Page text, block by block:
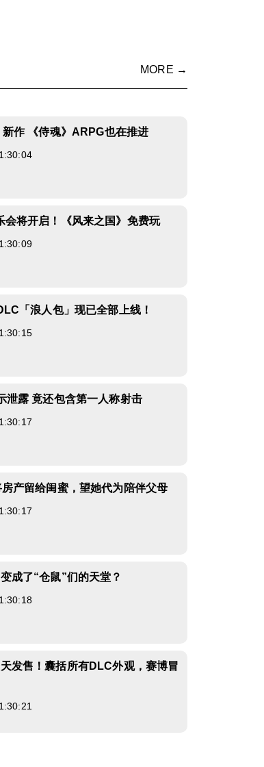
MORE →
作 《侍魂》ARPG也在推进
会将开启！《风来之国》免费玩
「浪人包」现已全部上线！
泄露 竟还包含第一人称射击
产留给闺蜜，望她代为陪伴父母
成了“仓鼠”们的天堂？
发售！囊括所有DLC外观，赛博冒